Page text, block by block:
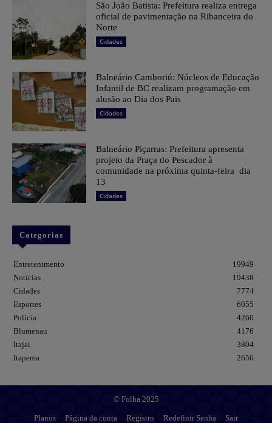
São João Batista: Prefeitura realiza entrega
oficial de pavimentação na Ribanceira do
Norte
Cidades
Balneário Camboriú: Núcleos de Educação
Infantil de BC realizam programação em
alusão ao Dia dos Pais
Cidades
Balneário Piçarras: Prefeitura apresenta
projeto da Praça do Pescador à
comunidade na próxima quinta-feira dia
13
Cidades
Categorias
Entretenimento
19949
Notícias
19438
Cidades
7774
Esportes
6055
Polícia
4260
Blumenau
4176
Itajai
3804
Itapema
2656
© Folha 2025
Planos Página da conta Registro Redefinir Senha Sair